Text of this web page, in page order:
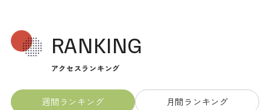
RANKING
アクセスランキング
週間ランキング 月間ランキング